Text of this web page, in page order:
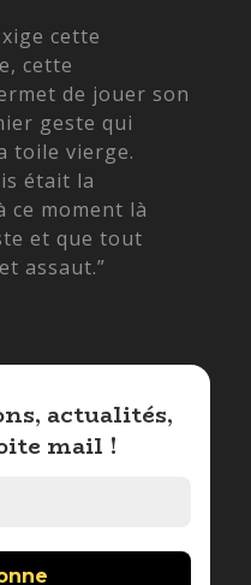
cette
cette
de jouer son
geste qui
toile vierge.
était la
ce moment là
et que tout
assaut.”
actualités,
mail !